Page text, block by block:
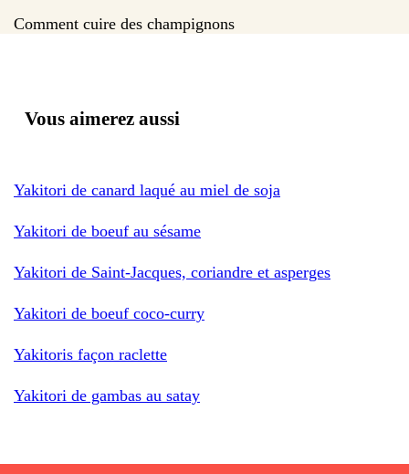
Comment cuire des champignons
Vous aimerez aussi
Yakitori de canard laqué au miel de soja
Yakitori de boeuf au sésame
Yakitori de Saint-Jacques, coriandre et asperges
Yakitori de boeuf coco-curry
Yakitoris façon raclette
Yakitori de gambas au satay